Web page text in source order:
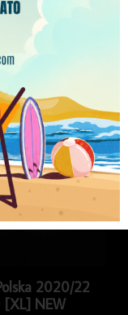
2020/22
[XL] NEW